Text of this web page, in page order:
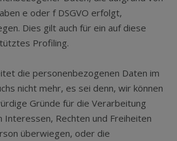
e oder f DSGVO erfolgt,
Dies gilt auch für ein auf diese
Profiling.
die personenbezogenen Daten im
nicht mehr, es sei denn, wir können
Gründe für die Verarbeitung
Interessen, Rechten und Freiheiten
überwiegen, oder die